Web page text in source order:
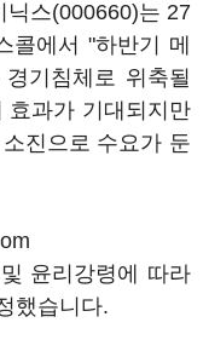
닉스(000660)는 27
콜에서 "하반기 메
기침체로 위축될
효과가 기대되지만
진으로 수요가 둔
윤리강령에 따라
했습니다.